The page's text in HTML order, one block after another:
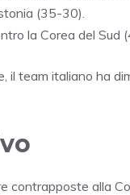
(35-30).
la Corea del Sud
il team italiano ha
contrapposte alla